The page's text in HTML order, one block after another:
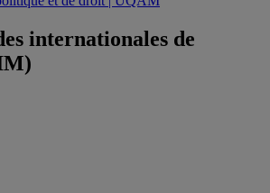
internationales de